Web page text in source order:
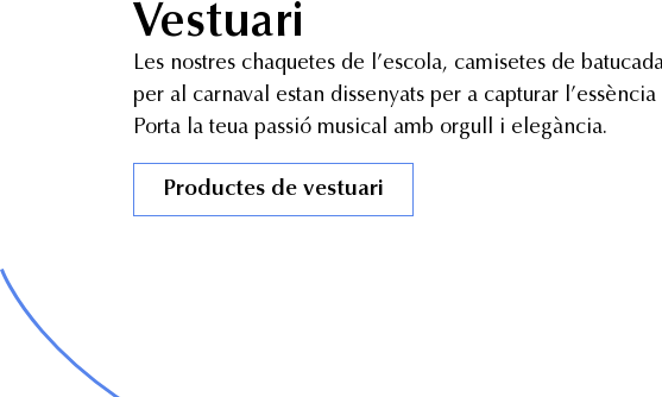
Vestuari
Les nostres chaquetes de l’escola, camisetes de
per al carnaval estan dissenyats per a capturar
Porta la teua passió musical amb orgull i elegància.
Productes de vestuari